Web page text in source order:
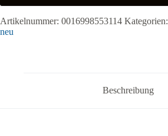
Artikelnummer: 0016998553114 Kategorien:
neu
Beschreibung